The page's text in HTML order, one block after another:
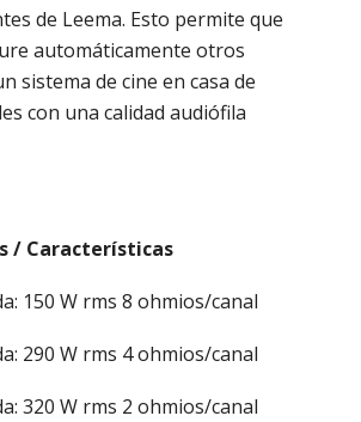
de Leema. Esto permite que
automáticamente otros
sistema de cine en casa de
con una calidad audiófila
/ Características
150 W rms 8 ohmios/canal
290 W rms 4 ohmios/canal
320 W rms 2 ohmios/canal